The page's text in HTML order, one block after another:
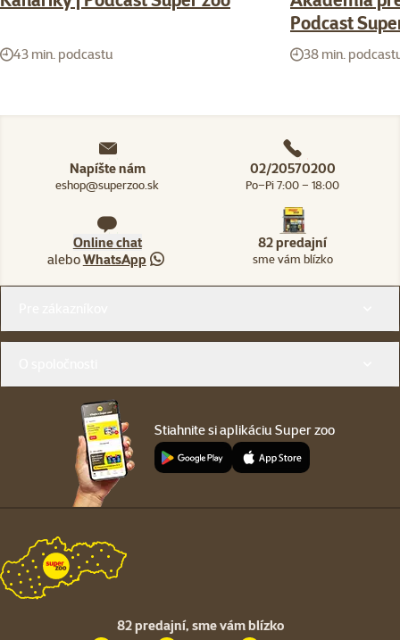
43 min. podcastu
Podcast
38 min.
Napíšte nám
eshop@superzoo.sk
02/20570200
Po–Pi 7:00 – 18:00
Online chat
aleboWhatsApp
82 predajní
sme vám blízko
Stiahnite si aplikáciu Super zoo
82 predajní, sme vám blízko